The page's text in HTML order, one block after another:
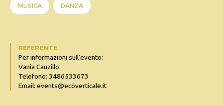
MUSICA DANZA
REFERENTE
Per informazioni sull'evento:
Vania Cauzillo
Telefono: 3486533673
Email: events@ecoverticale.it